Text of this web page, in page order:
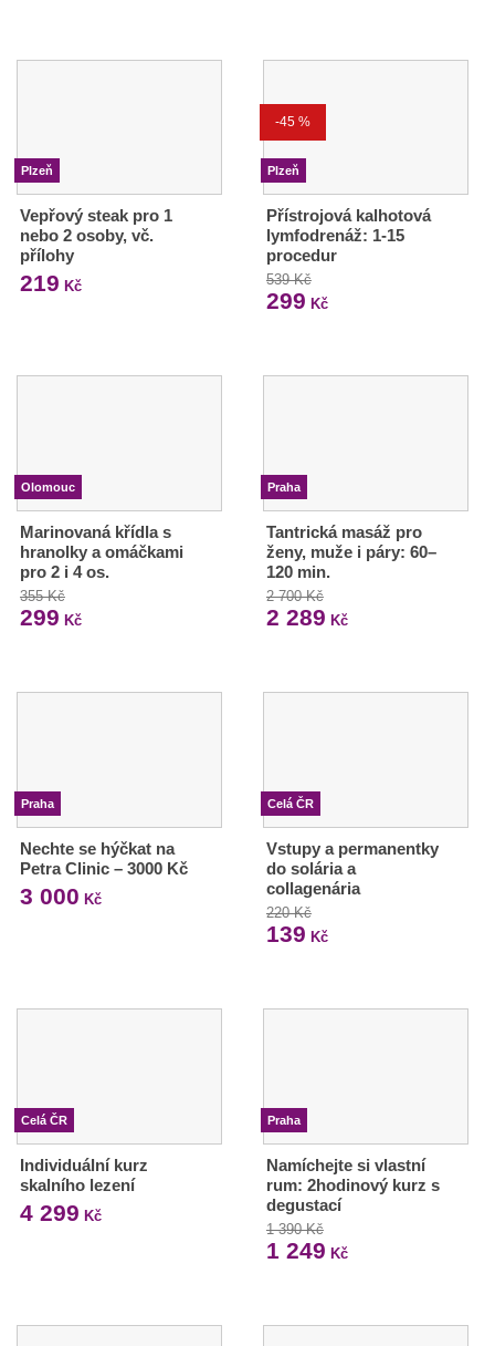
Plzeň
Vepřový steak pro 1
nebo 2 osoby, vč.
přílohy
219 Kč
-45 %
Plzeň
Přístrojová kalhotová
lymfodrenáž: 1-15
procedur
539 Kč
299 Kč
Olomouc
Marinovaná křídla s
hranolky a omáčkami
pro 2 i 4 os.
355 Kč
299 Kč
Praha
Tantrická masáž pro
ženy, muže i páry: 60–
120 min.
2 700 Kč
2 289 Kč
Praha
Nechte se hýčkat na
Petra Clinic – 3000 Kč
3 000 Kč
Celá ČR
Vstupy a permanentky
do solária a
collagenária
220 Kč
139 Kč
Celá ČR
Individuální kurz
skalního lezení
4 299 Kč
Praha
Namíchejte si vlastní
rum: 2hodinový kurz s
degustací
1 390 Kč
1 249 Kč